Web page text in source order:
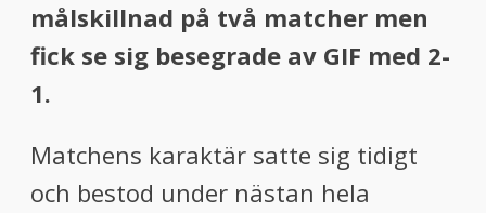
målskillnad på två matcher men
fick se sig besegrade av GIF med 2-
1.
Matchens karaktär satte sig tidigt
och bestod under nästan hela